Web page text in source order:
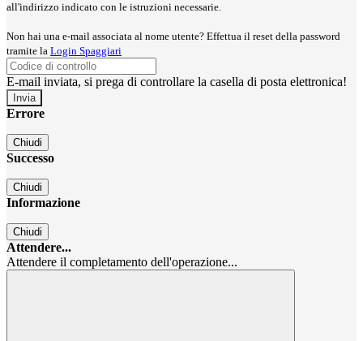
all'indirizzo indicato con le istruzioni necessarie.
Non hai una e-mail associata al nome utente? Effettua il reset della password
tramite la Login Spaggiari
E-mail inviata, si prega di controllare la casella di posta elettronica!
Errore
Chiudi
Successo
Chiudi
Informazione
Chiudi
Attendere...
Attendere il completamento dell'operazione...